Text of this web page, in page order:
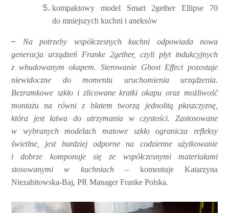
kompaktowy model Smart 2gether Ellipse 70
do mniejszych kuchni i aneksów
–
Na potrzeby współczesnych kuchni odpowiada nowa
generacja urządzeń Franke 2gether, czyli płyt indukcyjnych
z wbudowanym okapem. Sterowanie Ghost Effect pozostaje
niewidoczne do momentu uruchomienia urządzenia.
Bezramkowe szkło i zlicowane kratki okapu oraz możliwość
montażu na równi z blatem tworzą jednolitą płaszczyznę,
która jest łatwa do utrzymania w czystości. Zastosowane
w wybranych modelach matowe szkło ogranicza refleksy
świetlne, jest bardziej odporne na codzienne użytkowanie
i dobrze komponuje się ze współczesnymi materiałami
stosowanymi w kuchniach– komentuje Katarzyna
Niezabitowska-Baj, PR Manager Franke Polska.